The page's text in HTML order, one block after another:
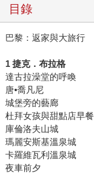
目錄
巴黎：返家與大旅行
1 捷克．布拉格
達古拉澡堂的呼喚
唐•喬凡尼
城堡旁的藝廊
杜拜女孩與甜點店早餐
庫倫洛夫山城
瑪麗安斯基溫泉城
卡羅維瓦利溫泉城
夜車前夕